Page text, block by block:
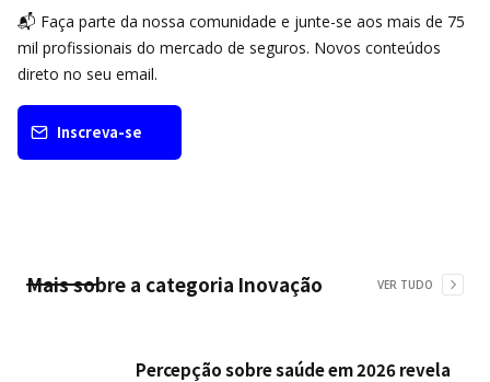
📬 Faça parte da nossa comunidade e junte-se aos mais de 75
mil profissionais do mercado de seguros. Novos conteúdos
direto no seu email.
Inscreva-se
Mais sobre a categoria Inovação VER TUDO
Percepção sobre saúde em 2026 revela